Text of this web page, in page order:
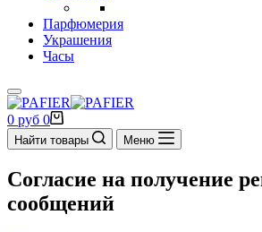
Парфюмерия
Украшения
Часы
Корзина
0 руб 0
Найти товары Меню
Согласие на получение
сообщений